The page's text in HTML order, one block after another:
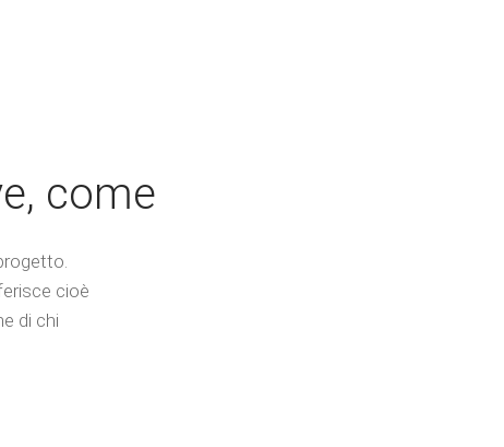
come
cioè
di chi